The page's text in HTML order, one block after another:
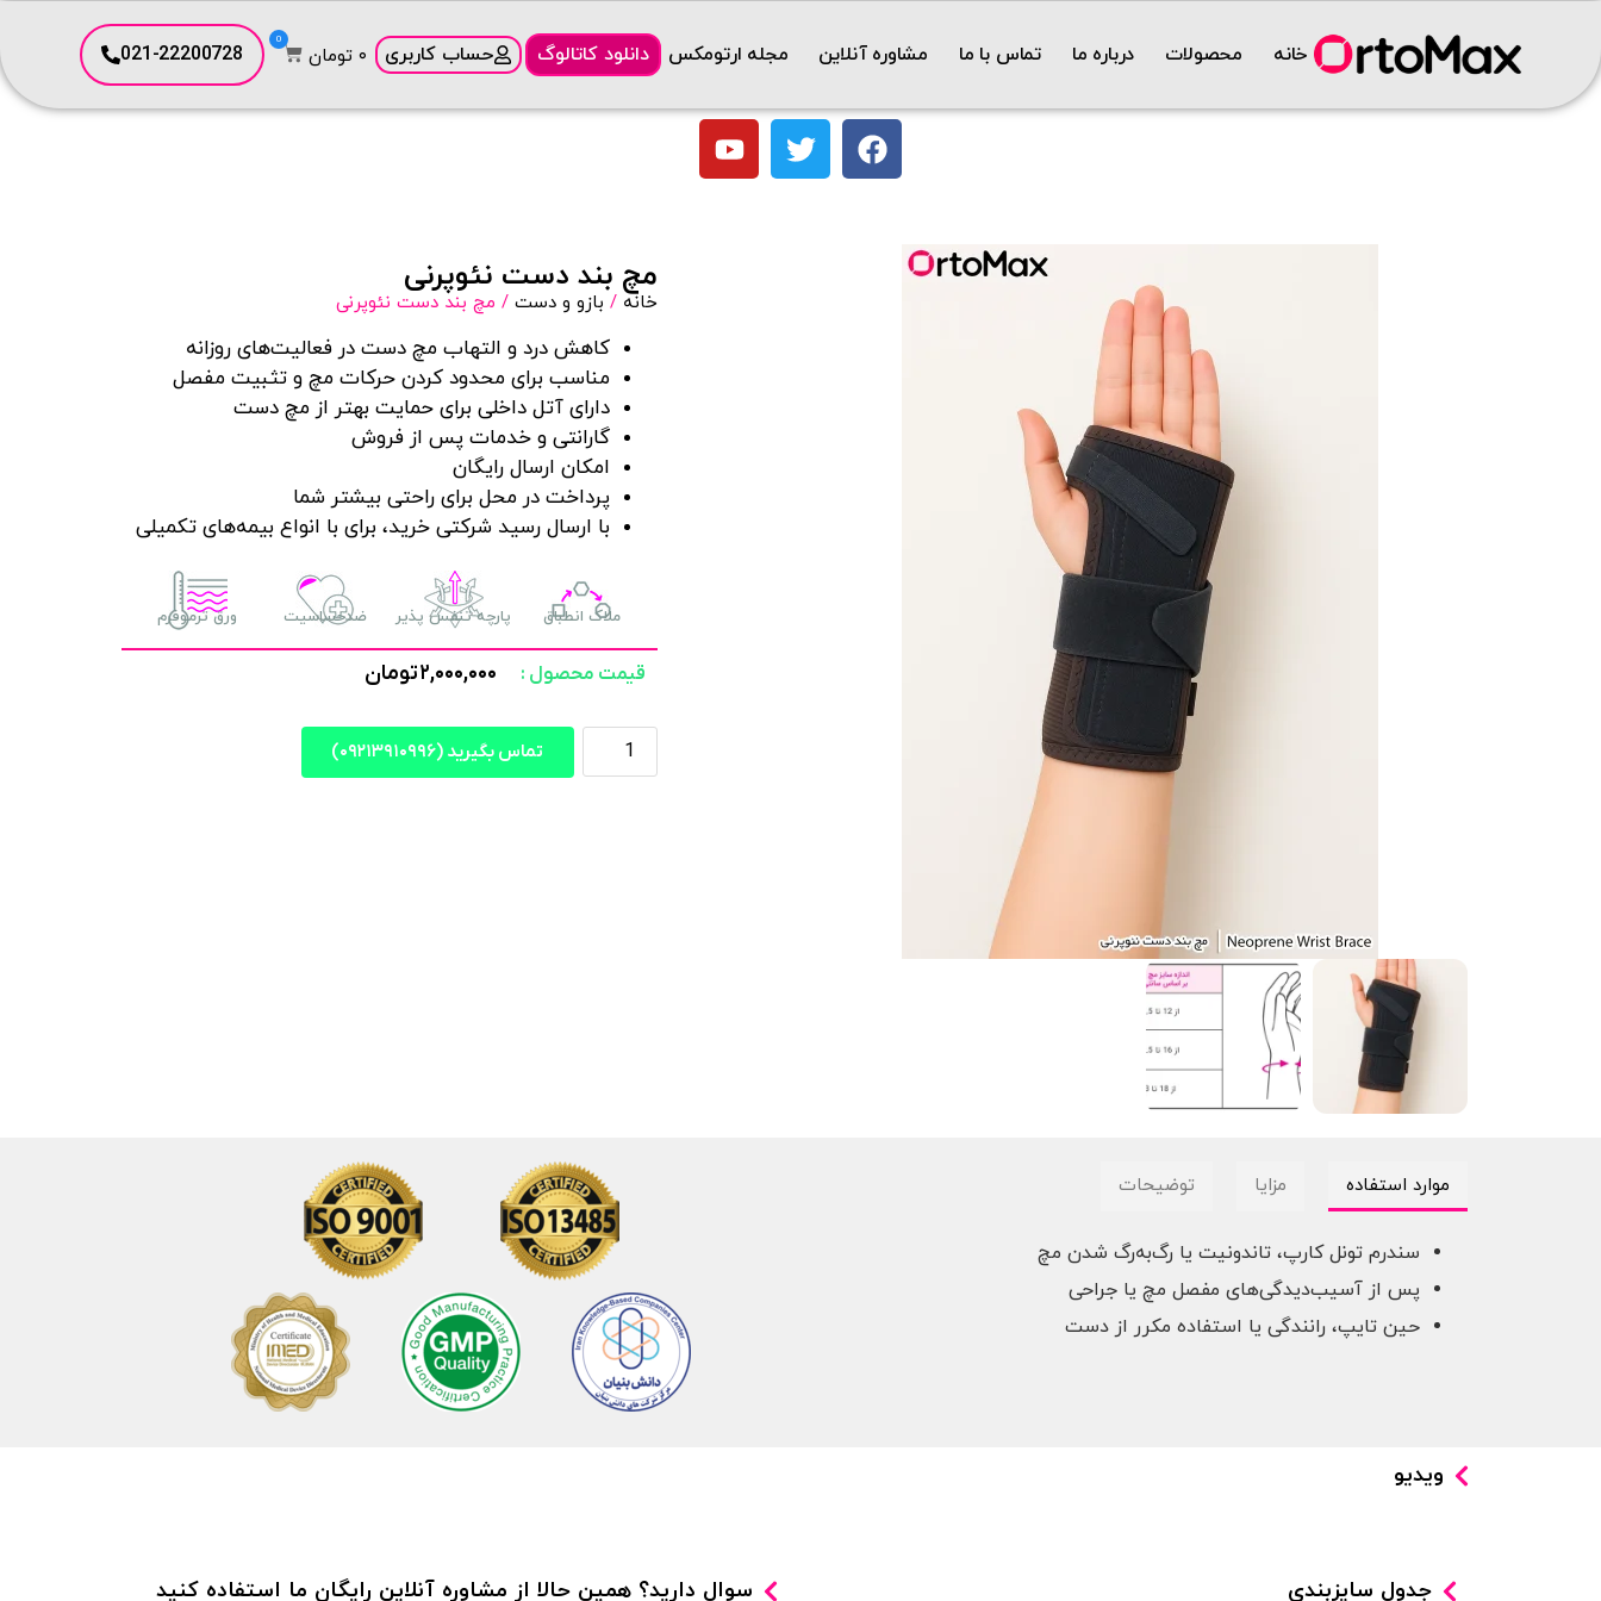
خانه محصولات درباره ما تماس با ما مشاوره آنلاین مجله ارتومکس دانلود کاتالوگ حساب کاربری ۰ تومان
0
021-22200728
مچ بند دست نئوپرنی
خانه / بازو و دست / مچ بند دست نئوپرنی
کاهش درد و التهاب مچ دست در فعالیت‌های روزانه
مناسب برای محدود کردن حرکات مچ و تثبیت مفصل
دارای آتل داخلی برای حمایت بهتر از مچ دست
گارانتی و خدمات پس از فروش
امکان ارسال رایگان
پرداخت در محل برای راحتی بیشتر شما
با ارسال رسید شرکتی خرید، برای با انواع بیمه‌های تکمیلی
ملاک انطباق پارچه تنفس پذیر ضدحساسیت ورق ترموفرم
قیمت محصول : ۲,۰۰۰,۰۰۰تومان
تماس بگیرید (۰۹۲۱۳۹۱۰۹۹۶)
موارد استفاده مزایا توضیحات
سندرم تونل کارپ، تاندونیت یا رگ‌به‌رگ شدن مچ
پس از آسیب‌دیدگی‌های مفصل مچ یا جراحی
حین تایپ، رانندگی یا استفاده مکرر از دست
ویدیو
جدول سایزبندی سوال دارید؟ همین حالا از مشاوره آنلاین رایگان ما استفاده کنید